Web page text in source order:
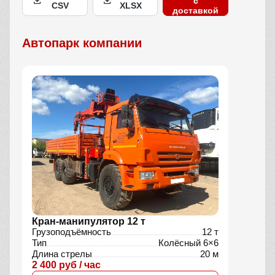
CSV
XLSX
доставкой
Автопарк компании
Кран-манипулятор 12 т
Грузоподъёмность
12 т
Тип
Колёсный 6×6
Длина стрелы
20 м
2 400 руб / час